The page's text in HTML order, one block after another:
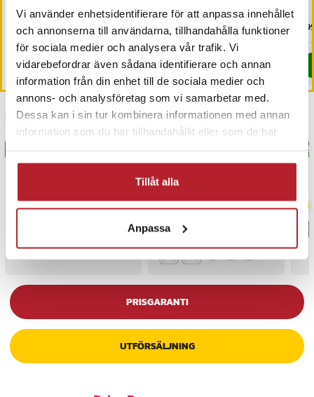
Vi använder enhetsidentifierare för att anpassa innehållet
och annonserna till användarna, tillhandahålla funktioner
för sociala medier och analysera vår trafik. Vi
vidarebefordrar även sådana identifierare och annan
information från din enhet till de sociala medier och
annons- och analysföretag som vi samarbetar med.
Dessa kan i sin tur kombinera informationen med annan
information som du har tillhandahållit eller som de har
Tillåt alla
Anpassa
livslängd - 4-pack
Pris: 29 kr
29 kr
I lager, levereras inom 1-2 vardagar
Köp
Knappcellsbatteri 10-pack
Pris :49 kr
49 kr
I lager, levereras inom 1-2 vardagar
Köp
Senast besökta
PRISGARANTI
UTFÖRSÄLJNING